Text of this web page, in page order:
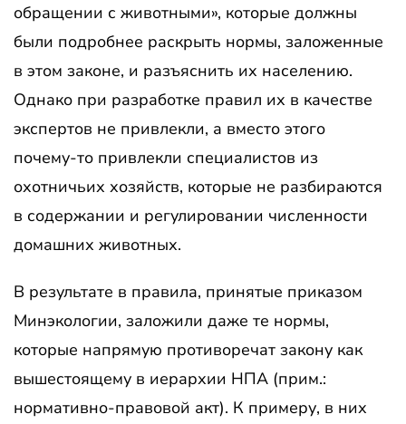
обращении с животными», которые должны
были подробнее раскрыть нормы, заложенные
в этом законе, и разъяснить их населению.
Однако при разработке правил их в качестве
экспертов не привлекли, а вместо этого
почему-то привлекли специалистов из
охотничьих хозяйств, которые не разбираются
в содержании и регулировании численности
домашних животных.
В результате в правила, принятые приказом
Минэкологии, заложили даже те нормы,
которые напрямую противоречат закону как
вышестоящему в иерархии НПА (прим.:
нормативно-правовой акт). К примеру, в них